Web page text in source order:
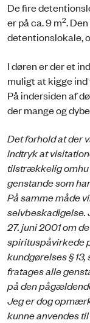
De fire
er på ca. 9 m2.
detentionslokale,
I døren er der et
muligt at kigge
På indersiden af
der mange og
Det forhold at der
indtryk at
tilstrækkelig omhu
genstande som
På samme måde
selv­beskadigelse.
27. juni 2001 om
spirituspåvirkede
kundgørelses §
fratages alle
på den
Jeg er dog
kunne an­vendes